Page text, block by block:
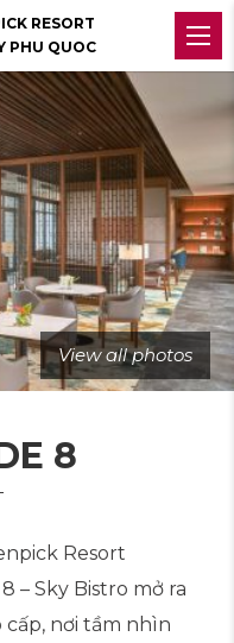
View all photos
8
Resort
– Sky Bistro mở ra
nơi tầm nhìn
RESORT
PHU QUOC